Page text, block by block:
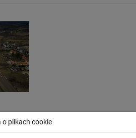
plikach cookie